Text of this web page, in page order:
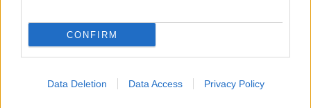
CONFIRM
Data Deletion Data Access Privacy Policy